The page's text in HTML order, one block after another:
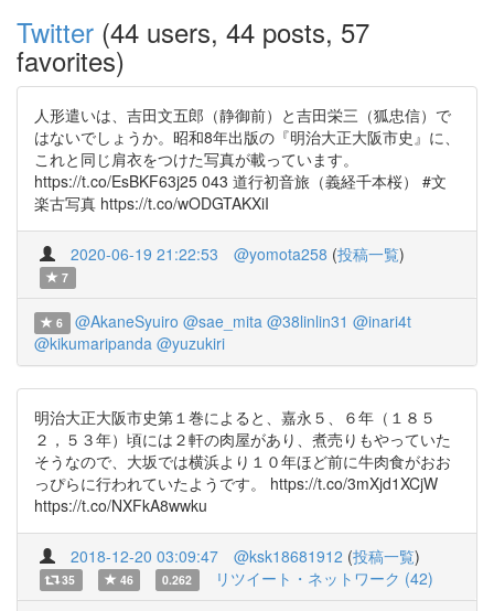
Twitter (44 users, 44 posts, 57
favorites)
人形遣いは、吉田文五郎（静御前）と吉田栄三（狐忠信）で
はないでしょうか。昭和8年出版の『明治大正大阪市史』に、
これと同じ肩衣をつけた写真が載っています。
https://t.co/EsBKF63j25 043 道行初音旅（義経千本桜） #文
楽古写真 https://t.co/wODGTAKXiI
2020-06-19 21:22:53 @yomota258 (投稿一覧)
7
6 @AkaneSyuiro @sae_mita @38linlin31 @inari4t
@kikumaripanda @yuzukiri
明治大正大阪市史第１巻によると、嘉永５、６年（１８５
２，５３年）頃には２軒の肉屋があり、煮売りもやっていた
そうなので、大坂では横浜より１０年ほど前に牛肉食がおお
っぴらに行われていたようです。 https://t.co/3mXjd1XCjW
https://t.co/NXFkA8wwku
2018-12-20 03:09:47 @ksk18681912 (投稿一覧)
35 46 0.262 リツイート・ネットワーク (42)